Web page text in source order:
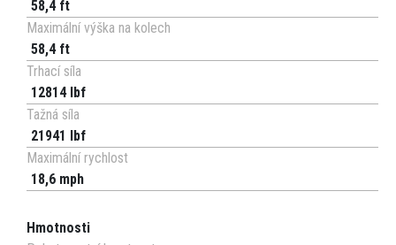
58,4 ft
Maximální výška na kolech
58,4 ft
Trhací síla
12814 lbf
Tažná síla
21941 lbf
Maximální rychlost
18,6 mph
Hmotnosti